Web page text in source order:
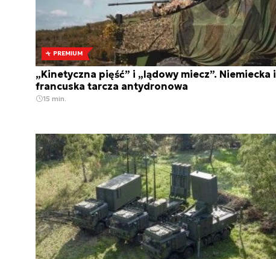
PREMIUM
„Kinetyczna pięść” i „lądowy miecz”. Niemiecka i
francuska tarcza antydronowa
15 min.